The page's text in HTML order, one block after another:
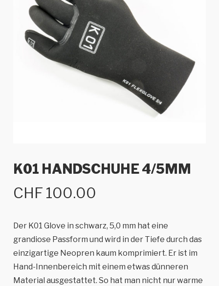
K01 HANDSCHUHE 4/5MM
CHF 100.00
Der K01 Glove in schwarz, 5,0 mm hat eine
grandiose Passform und wird in der Tiefe durch das
einzigartige Neopren kaum komprimiert. Er ist im
Hand-Innenbereich mit einem etwas dünneren
Material ausgestattet. So hat man nicht nur warme